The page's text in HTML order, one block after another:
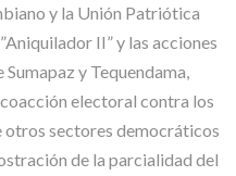
y la Unión Patriótica
II” y las acciones
y Tequendama,
electoral contra los
otros sectores democráticos
de la parcialidad del